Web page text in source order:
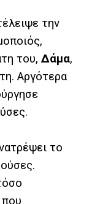
την
του, Δάμα,
Αργότερα
το
που